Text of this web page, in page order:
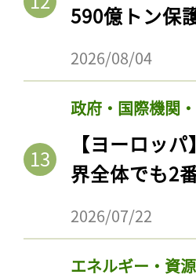
590億トン保
2026/08/04
政府・国際機関
【ヨーロッ
界全体でも2
2026/07/22
エネルギー・資源